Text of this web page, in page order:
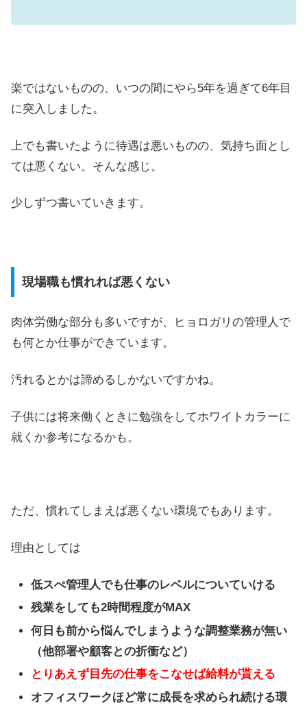
楽ではないものの、いつの間にやら5年を過ぎて6年目
に突入しました。
上でも書いたように待遇は悪いものの、気持ち面とし
ては悪くない。そんな感じ。
少しずつ書いていきます。
現場職も慣れれば悪くない
肉体労働な部分も多いですが、ヒョロガリの管理人で
も何とか仕事ができています。
汚れるとかは諦めるしかないですかね。
子供には将来働くときに勉強をしてホワイトカラーに
就くか参考になるかも。
ただ、慣れてしまえば悪くない環境でもあります。
理由としては
低スぺ管理人でも仕事のレベルについていける
残業をしても2時間程度がMAX
何日も前から悩んでしまうような調整業務が無い
（他部署や顧客との折衝など）
とりあえず目先の仕事をこなせば給料が貰える
オフィスワークほど常に成長を求められ続ける環